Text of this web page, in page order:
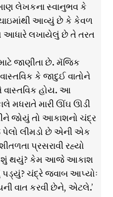
લેખકના સ્વાનુભવ કે
આવ્યું છે કે કેવળ
આધારે લખાયેલું છે તે તરત
જાણીતા છે. મૅજિક
કે જાદુઈ વાતોને
વાસ્તવિક હોય. આ
મધરાતે મારી ઊંઘ ઊડી
જોયું તો આકાશનો ચંદ્ર
પેલો લીમડો છે એની એક
પ્રસરાવી રહ્યો
શું થયું? કેમ આજે આકાશ
ચંદ્રે જવાબ આપ્યોઃ
વાત કરવી છેને, એટલે.’